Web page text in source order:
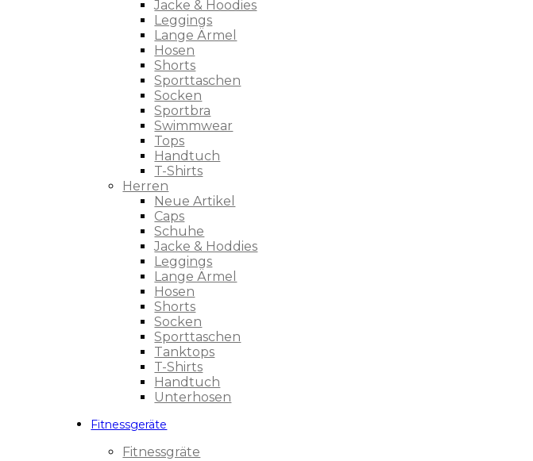
Jacke & Hoodies
Leggings
Lange Ärmel
Hosen
Shorts
Sporttaschen
Socken
Sportbra
Swimmwear
Tops
Handtuch
T-Shirts
Herren
Neue Artikel
Caps
Schuhe
Jacke & Hoddies
Leggings
Lange Ärmel
Hosen
Shorts
Socken
Sporttaschen
Tanktops
T-Shirts
Handtuch
Unterhosen
Fitnessgeräte
Fitnessgräte